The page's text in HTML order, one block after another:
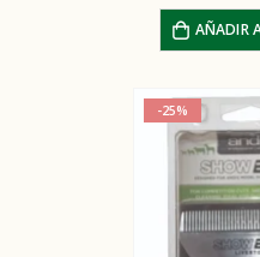
AÑADIR
-25%